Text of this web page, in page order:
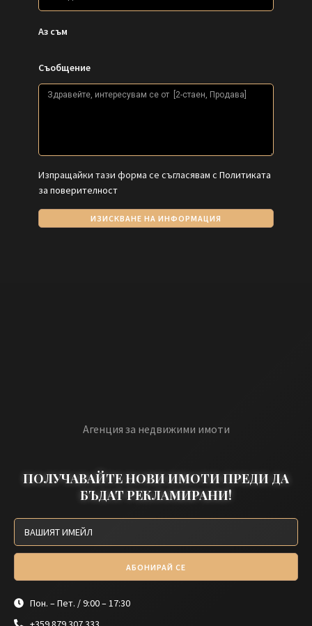
Аз съм
Съобщение
Изпращайки тази форма се съгласявам с Политиката
за поверителност
ИЗИСКВАНЕ НА ИНФОРМАЦИЯ
Агенция за недвижими имоти
ПОЛУЧАВАЙТЕ НОВИ ИМОТИ ПРЕДИ ДА
БЪДАТ РЕКЛАМИРАНИ!
АБОНИРАЙ СЕ
Пон. – Пет. / 9:00 – 17:30